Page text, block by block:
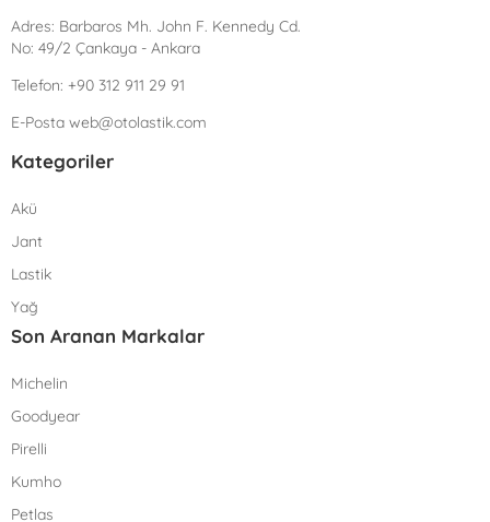
Adres: Barbaros Mh. John F. Kennedy Cd.
No: 49/2 Çankaya - Ankara
Telefon: +90 312 911 29 91
E-Posta web@otolastik.com
Kategoriler
Akü
Jant
Lastik
Yağ
Son Aranan Markalar
Michelin
Goodyear
Pirelli
Kumho
Petlas